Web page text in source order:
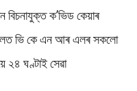
বিচনাযুক্ত ক’ভিড কেয়াৰ
ভি কে এন আৰ এলৰ সকলো
২৪ ঘণ্টাই সেৱা